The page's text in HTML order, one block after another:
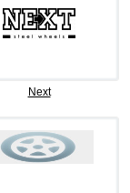
Next